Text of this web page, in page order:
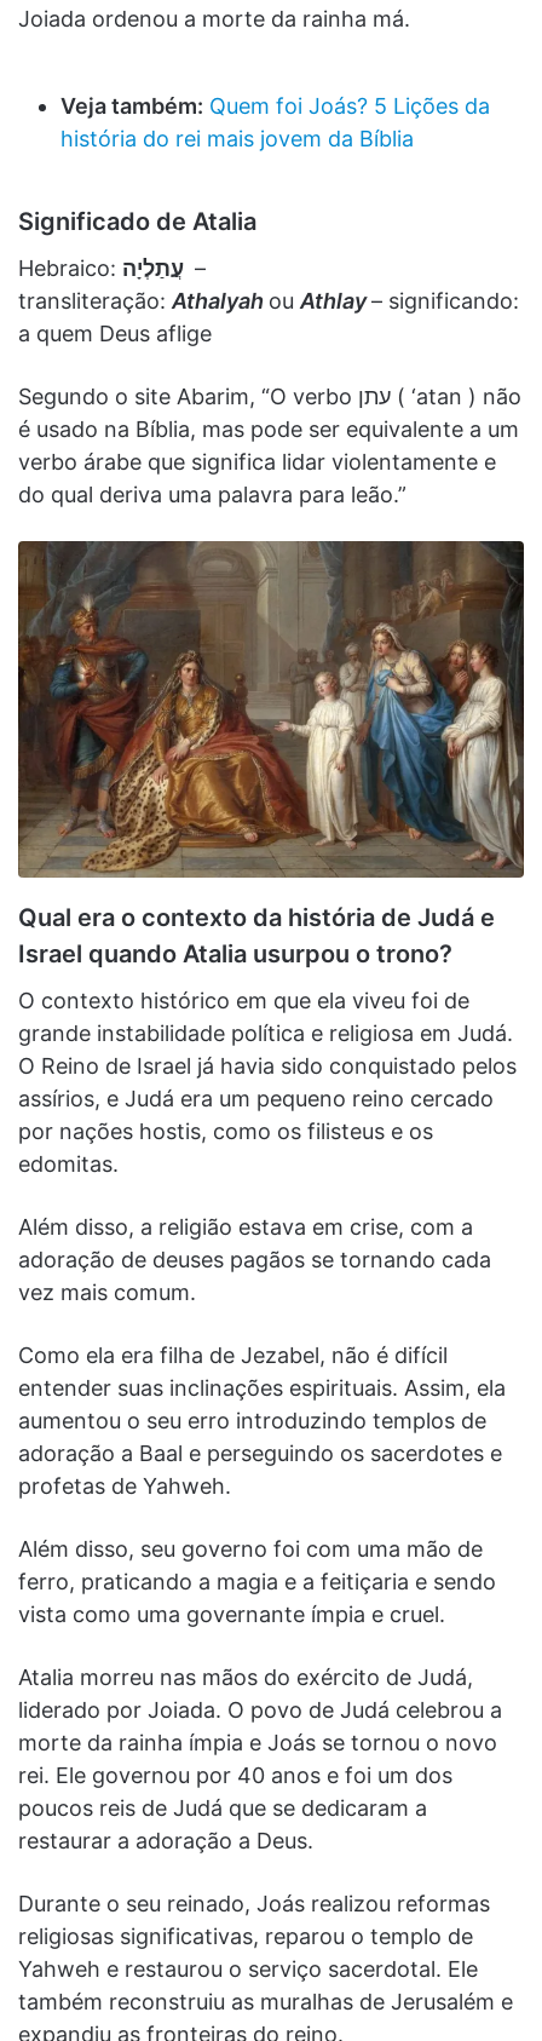
Joiada ordenou a morte da rainha má.
Veja também: Quem foi Joás? 5 Lições da
história do rei mais jovem da Bíblia
Significado de Atalia
Hebraico:
‎ –
transliteração: Athalyah ou Athlay– significando:
a quem Deus aflige
Segundo o site Abarim, “O verbo עתן ( ‘atan ) não
é usado na Bíblia, mas pode ser equivalente a um
verbo árabe que significa lidar violentamente e
do qual deriva uma palavra para leão.”
Qual era o contexto da história de Judá e
Israel quando Atalia usurpou o trono?
O contexto histórico em que ela viveu foi de
grande instabilidade política e religiosa em Judá.
O Reino de Israel já havia sido conquistado pelos
assírios, e Judá era um pequeno reino cercado
por nações hostis, como os filisteus e os
edomitas.
Além disso, a religião estava em crise, com a
adoração de deuses pagãos se tornando cada
vez mais comum.
Como ela era filha de Jezabel, não é difícil
entender suas inclinações espirituais. Assim, ela
aumentou o seu erro introduzindo templos de
adoração a Baal e perseguindo os sacerdotes e
profetas de Yahweh.
Além disso, seu governo foi com uma mão de
ferro, praticando a magia e a feitiçaria e sendo
vista como uma governante ímpia e cruel.
Atalia morreu nas mãos do exército de Judá,
liderado por Joiada. O povo de Judá celebrou a
morte da rainha ímpia e Joás se tornou o novo
rei. Ele governou por 40 anos e foi um dos
poucos reis de Judá que se dedicaram a
restaurar a adoração a Deus.
Durante o seu reinado, Joás realizou reformas
religiosas significativas, reparou o templo de
Yahweh e restaurou o serviço sacerdotal. Ele
também reconstruiu as muralhas de Jerusalém e
expandiu as fronteiras do reino.